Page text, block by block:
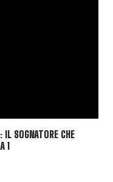
IL SOGNATORE CHE
1